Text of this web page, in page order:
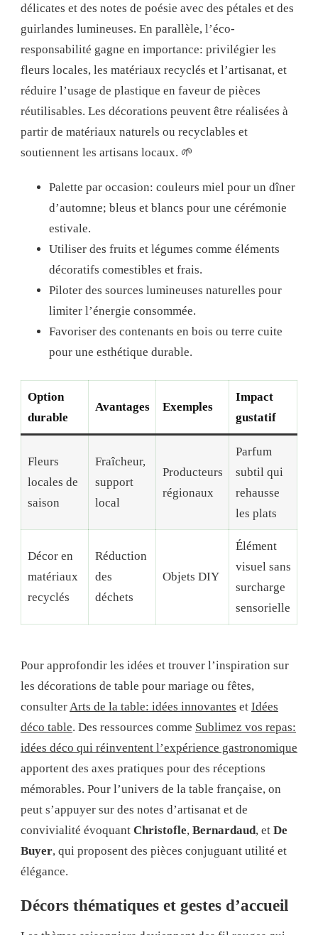
délicates et des notes de poésie avec des pétales et des
guirlandes lumineuses. En parallèle, l’éco-
responsabilité gagne en importance: privilégier les
fleurs locales, les matériaux recyclés et l’artisanat, et
réduire l’usage de plastique en faveur de pièces
réutilisables. Les décorations peuvent être réalisées à
partir de matériaux naturels ou recyclables et
soutiennent les artisans locaux. 🌱
Palette par occasion: couleurs miel pour un dîner
d’automne; bleus et blancs pour une cérémonie
estivale.
Utiliser des fruits et légumes comme éléments
décoratifs comestibles et frais.
Piloter des sources lumineuses naturelles pour
limiter l’énergie consommée.
Favoriser des contenants en bois ou terre cuite
pour une esthétique durable.
Option
durable
Avantages Exemples
Impact
gustatif
Fleurs
locales de
saison
Fraîcheur,
support
local
Producteurs
régionaux
Parfum
subtil qui
rehausse
les plats
Décor en
matériaux
recyclés
Réduction
des
déchets
Objets DIY
Élément
visuel sans
surcharge
sensorielle
Pour approfondir les idées et trouver l’inspiration sur
les décorations de table pour mariage ou fêtes,
consulter Arts de la table: idées innovantes et Idées
déco table. Des ressources comme Sublimez vos repas:
idées déco qui réinventent l’expérience gastronomique
apportent des axes pratiques pour des réceptions
mémorables. Pour l’univers de la table française, on
peut s’appuyer sur des notes d’artisanat et de
convivialité évoquant Christofle, Bernardaud, et De
Buyer, qui proposent des pièces conjuguant utilité et
élégance.
Décors thématiques et gestes d’accueil